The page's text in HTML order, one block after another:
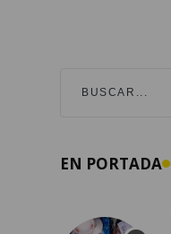
EN PORTADA